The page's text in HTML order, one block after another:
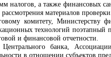
налогов, а также финансовых
материалов
комитету, Министерству
технологий поэтапный
и финансовой отчетности.
банка,
в отношении субъектов